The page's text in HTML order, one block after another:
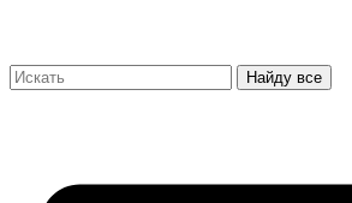
Найду все